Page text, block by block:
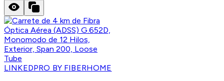
LINKEDPRO BY FIBERHOME